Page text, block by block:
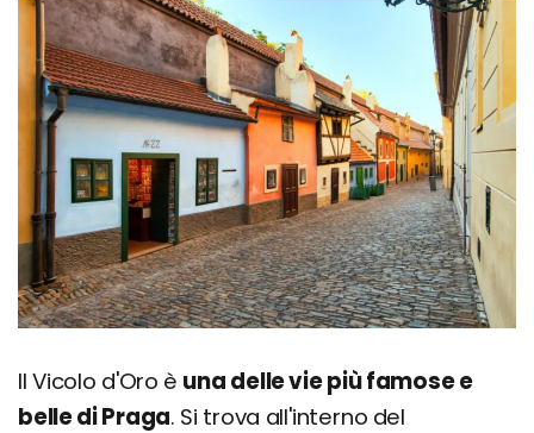
Il Vicolo d'Oro è una delle vie più famose e
belle di Praga. Si trova all'interno del